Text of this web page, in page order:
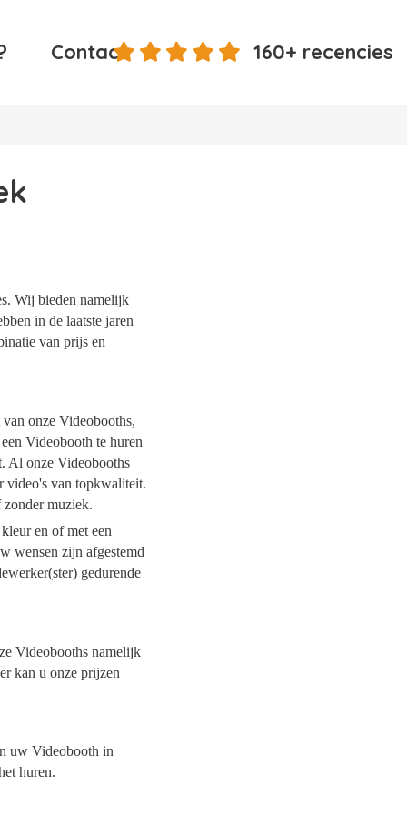
Contact 160+ recencies
Wij bieden namelijk
in de laatste jaren
van prijs en
onze Videobooths,
Videobooth te huren
Al onze Videobooths
video's van topkwaliteit.
muziek.
en of met een
wensen zijn afgestemd
gedurende
Videobooths namelijk
kan u onze prijzen
uw Videobooth in
huren.